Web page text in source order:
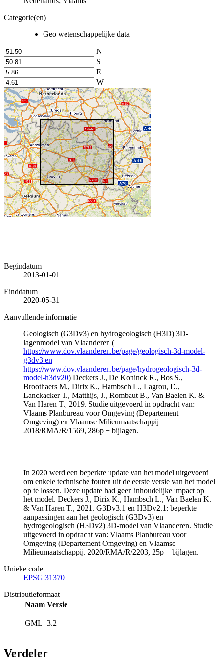
Categorie(en)
Geo wetenschappelijke data
N
S
E
W
Begindatum
2013-01-01
Einddatum
2020-05-31
Aanvullende informatie
Geologisch (G3Dv3) en hydrogeologisch (H3D) 3D-
lagenmodel van Vlaanderen (
https://www.dov.vlaanderen.be/page/geologisch-3d-model-
g3dv3 en
https://www.dov.vlaanderen.be/page/hydrogeologisch-3d-
model-h3dv20) Deckers J., De Koninck R., Bos S.,
Broothaers M., Dirix K., Hambsch L., Lagrou, D.,
Lanckacker T., Matthijs, J., Rombaut B., Van Baelen K. &
Van Haren T., 2019. Studie uitgevoerd in opdracht van:
Vlaams Planbureau voor Omgeving (Departement
Omgeving) en Vlaamse Milieumaatschappij
2018/RMA/R/1569, 286p + bijlagen.
In 2020 werd een beperkte update van het model uitgevoerd
om enkele technische fouten uit de eerste versie van het model
op te lossen. Deze update had geen inhoudelijke impact op
het model. Deckers J., Dirix K., Hambsch L., Van Baelen K.
& Van Haren T., 2021. G3Dv3.1 en H3Dv2.1: beperkte
aanpassingen aan het geologisch (G3Dv3) en
hydrogeologisch (H3Dv2) 3D-model van Vlaanderen. Studie
uitgevoerd in opdracht van: Vlaams Planbureau voor
Omgeving (Departement Omgeving) en Vlaamse
Milieumaatschappij. 2020/RMA/R/2203, 25p + bijlagen.
Unieke code
EPSG:31370
Distributieformaat
Naam Versie
GML 3.2
Verdeler